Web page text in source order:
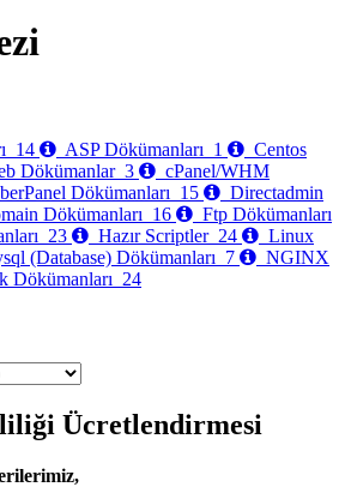
14 ASP Dökümanları 1
Centos
Dökümanlar 3
cPanel/WHM
Dökümanları 15
Directadmin
Dökümanları 16
Ftp Dökümanları
23 Hazır Scriptler 24
Linux
(Database) Dökümanları 7
NGINX
Dökümanları 24
Ücretlendirmesi